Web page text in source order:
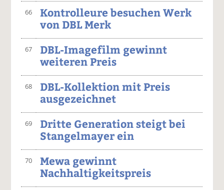
66
Kontrolleure besuchen Werk
von DBL Merk
67
DBL-Imagefilm gewinnt
weiteren Preis
68
DBL-Kollektion mit Preis
ausgezeichnet
69
Dritte Generation steigt bei
Stangelmayer ein
70
Mewa gewinnt
Nachhaltigkeitspreis